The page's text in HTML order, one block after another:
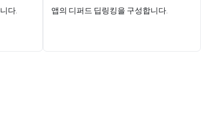
다.
앱의 디퍼드 딥링킹을 구성합니다.